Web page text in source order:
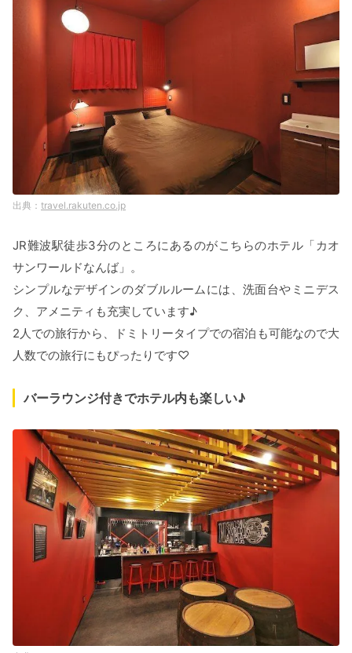
travel.rakuten.co.jp
JR難波駅徒歩3分のところにあるのがこちらのホテル「カオ
サンワールドなんば」。
シンプルなデザインのダブルルームには、洗面台やミニデス
ク、アメニティも充実しています♪
2人での旅行から、ドミトリータイプでの宿泊も可能なので大
人数での旅行にもぴったりです♡
バーラウンジ付きでホテル内も楽しい♪